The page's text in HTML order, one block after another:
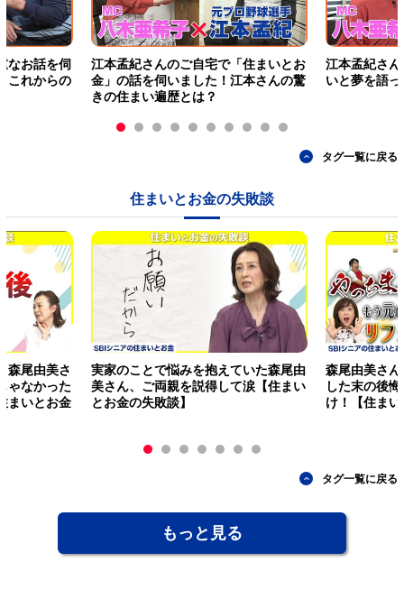
なお話を伺
これからの
江本孟紀さんのご自宅で「住まいとお
金」の話を伺いました！江本さんの驚
きの住まい遍歴とは？
江本孟紀さ
いと夢を語
タグ一覧に戻る
住まいとお金の失敗談
森尾由美さ
ゃなかった
まいとお金
実家のことで悩みを抱えていた森尾由
美さん、ご両親を説得して涙【住まい
とお金の失敗談】
森尾由美さ
した末の後
け！【住ま
タグ一覧に戻る
もっと見る